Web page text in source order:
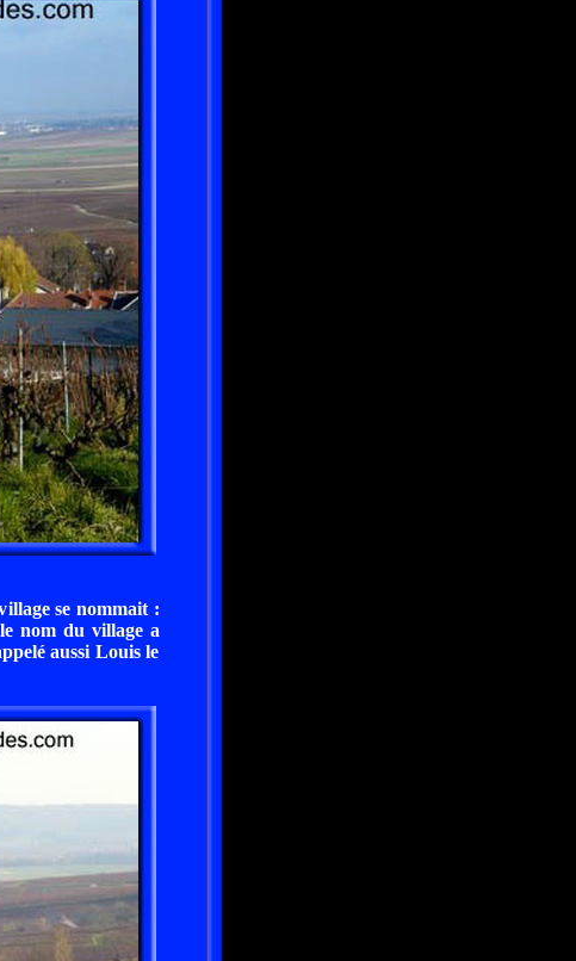
se nommait :
nom du village a
aussi Louis le